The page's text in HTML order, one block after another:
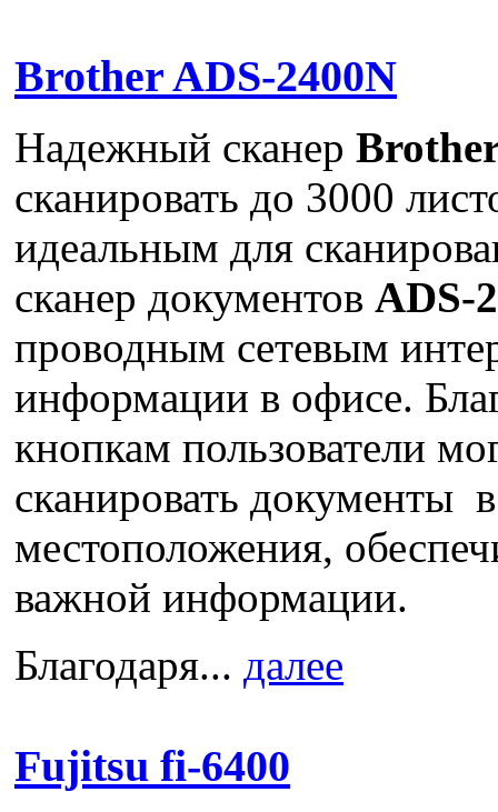
Brother ADS-2400N
Надежный сканер
сканировать до 3000
идеальным для
сканер документов ADS-
проводным сетевым
информации в офисе.
кнопкам пользователи
сканировать документы
местоположения,
важной информации.
Благодаря... далее
Fujitsu fi-6400